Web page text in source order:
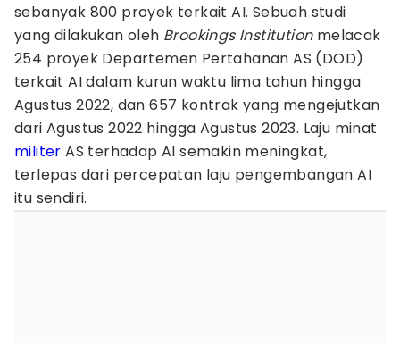
sebanyak 800 proyek terkait AI. Sebuah studi
yang dilakukan oleh Brookings Institutionmelacak
254 proyek Departemen Pertahanan AS (DOD)
terkait AI dalam kurun waktu lima tahun hingga
Agustus 2022, dan 657 kontrak yang mengejutkan
dari Agustus 2022 hingga Agustus 2023. Laju minat
militer AS terhadap AI semakin meningkat,
terlepas dari percepatan laju pengembangan AI
itu sendiri.